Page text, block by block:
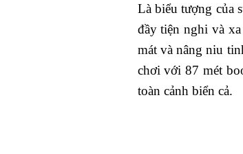
Là biểu tượng của
đầy tiện nghi và
mát và nâng niu
chơi với 87 mét
toàn cảnh biển cả.